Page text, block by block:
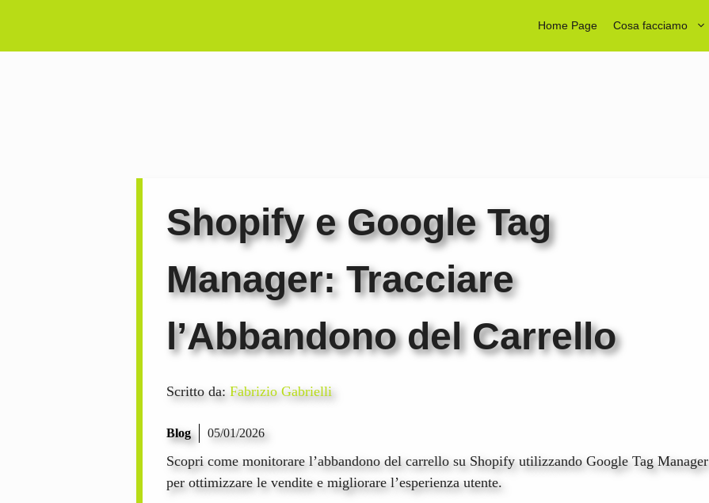
contenuto
Home Page Cosa facciamo
Shopify e Google Tag
Manager: Tracciare
l’Abbandono del Carrello
Scritto da: Fabrizio Gabrielli
Blog 05/01/2026
Scopri come monitorare l’abbandono del carrello su Shopify utilizzando Google Tag Manager
per ottimizzare le vendite e migliorare l’esperienza utente.